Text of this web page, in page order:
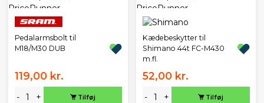
Pedalarmsbolt til
M18/M30 DUB
119,00 kr.
- + Tilføj
Kædebeskytter til
Shimano 44t FC-M430
m.fl.
52,00 kr.
- + Tilføj